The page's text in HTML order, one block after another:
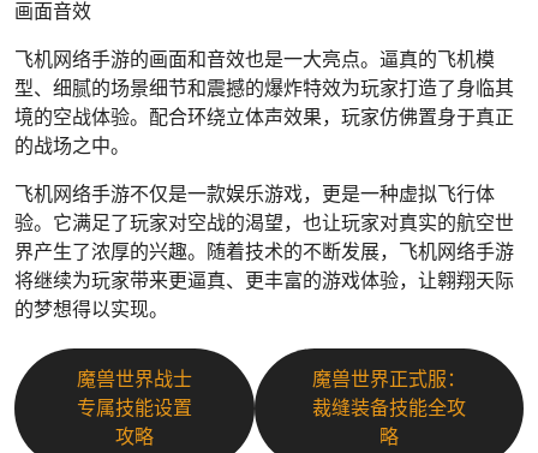
画面音效
飞机网络手游的画面和音效也是一大亮点。逼真的飞机模
型、细腻的场景细节和震撼的爆炸特效为玩家打造了身临其
境的空战体验。配合环绕立体声效果，玩家仿佛置身于真正
的战场之中。
飞机网络手游不仅是一款娱乐游戏，更是一种虚拟飞行体
验。它满足了玩家对空战的渴望，也让玩家对真实的航空世
界产生了浓厚的兴趣。随着技术的不断发展，飞机网络手游
将继续为玩家带来更逼真、更丰富的游戏体验，让翱翔天际
的梦想得以实现。
魔兽世界战士
专属技能设置
攻略
魔兽世界正式服：
裁缝装备技能全攻
略